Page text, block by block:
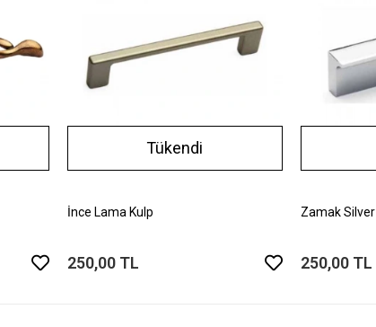
Tükendi
İnce Lama Kulp
250,00 TL
Zamak
250,00 TL